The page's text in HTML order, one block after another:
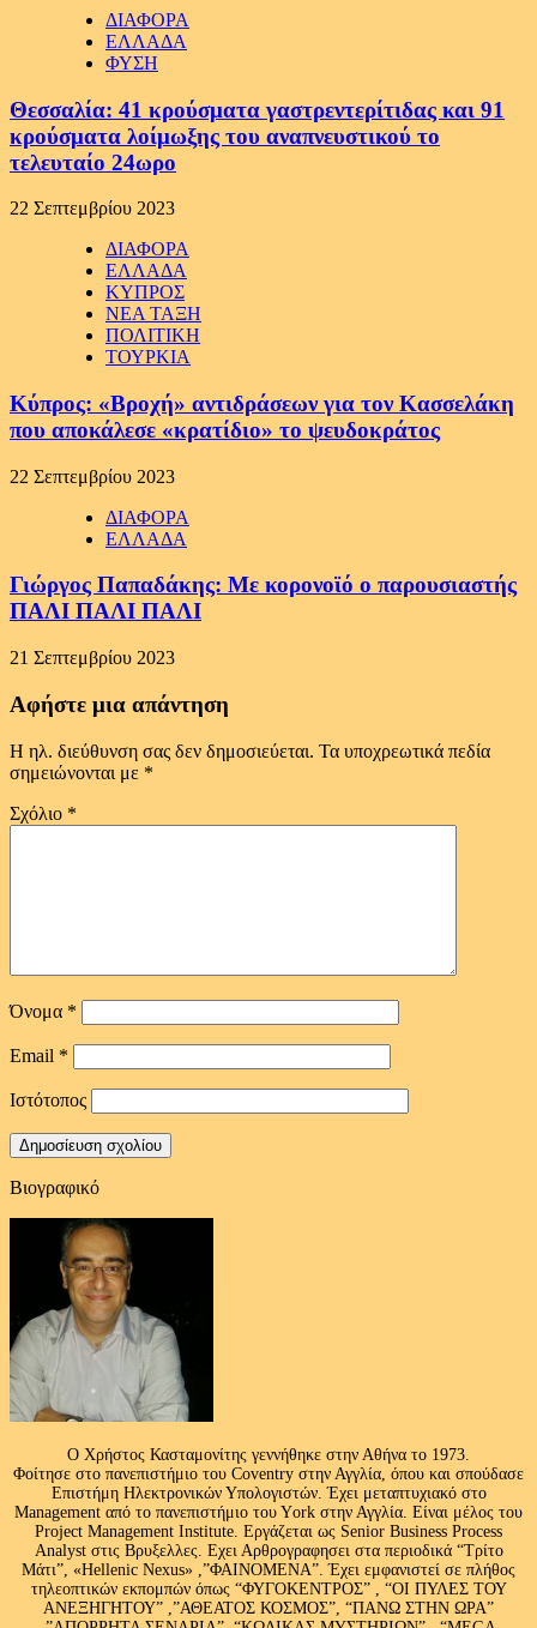
ΔΙΑΦΟΡΑ
ΕΛΛΑΔΑ
ΦΥΣΗ
Θεσσαλία: 41 κρούσματα γαστρεντερίτιδας και 91
κρούσματα λοίμωξης του αναπνευστικού το
τελευταίο 24ωρο
22 Σεπτεμβρίου 2023
ΔΙΑΦΟΡΑ
ΕΛΛΑΔΑ
ΚΥΠΡΟΣ
ΝΕΑ ΤΑΞΗ
ΠΟΛΙΤΙΚΗ
ΤΟΥΡΚΙΑ
Κύπρος: «Βροχή» αντιδράσεων για τον Κασσελάκη
που αποκάλεσε «κρατίδιο» το ψευδοκράτος
22 Σεπτεμβρίου 2023
ΔΙΑΦΟΡΑ
ΕΛΛΑΔΑ
Γιώργος Παπαδάκης: Με κορονοϊό ο παρουσιαστής
ΠΑΛΙ ΠΑΛΙ ΠΑΛΙ
21 Σεπτεμβρίου 2023
Αφήστε μια απάντηση
Η ηλ. διεύθυνση σας δεν δημοσιεύεται. Τα υποχρεωτικά πεδία
σημειώνονται με *
Σχόλιο *
Όνομα *
Email *
Ιστότοπος
Βιογραφικό
Ο Χρήστος Κασταμονίτης γεννήθηκε στην Αθήνα το 1973.
Φοίτησε στο πανεπιστήμιο του Coventry στην Αγγλία, όπου και σπούδασε
Επιστήμη Ηλεκτρονικών Υπολογιστών. Έχει μεταπτυχιακό στο
Management από το πανεπιστήμιο του Υork στην Αγγλία. Είναι μέλος του
Project Management Institute. Εργάζεται ως Senior Business Process
Analyst στις Βρυξελλες. Εχει Αρθρογραφησει στα περιοδικά “Τρίτο
Μάτι”, «Hellenic Nexus» ,”ΦΑΙΝΟΜΕΝΑ”. Έχει εμφανιστεί σε πλήθος
τηλεοπτικών εκπομπών όπως “ΦΥΓΟΚΕΝΤΡΟΣ” , “ΟΙ ΠΥΛΕΣ ΤΟΥ
ΑΝΕΞΗΓΗΤΟΥ” ,”ΑΘΕΑΤΟΣ ΚΟΣΜΟΣ”, “ΠΑΝΩ ΣΤΗΝ ΩΡΑ”